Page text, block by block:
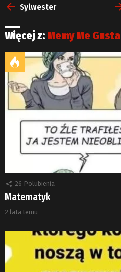
więcejSylwester
Więcej z: Memy Me Gusta
26 Polubienia
Matematyk
2 lata temu